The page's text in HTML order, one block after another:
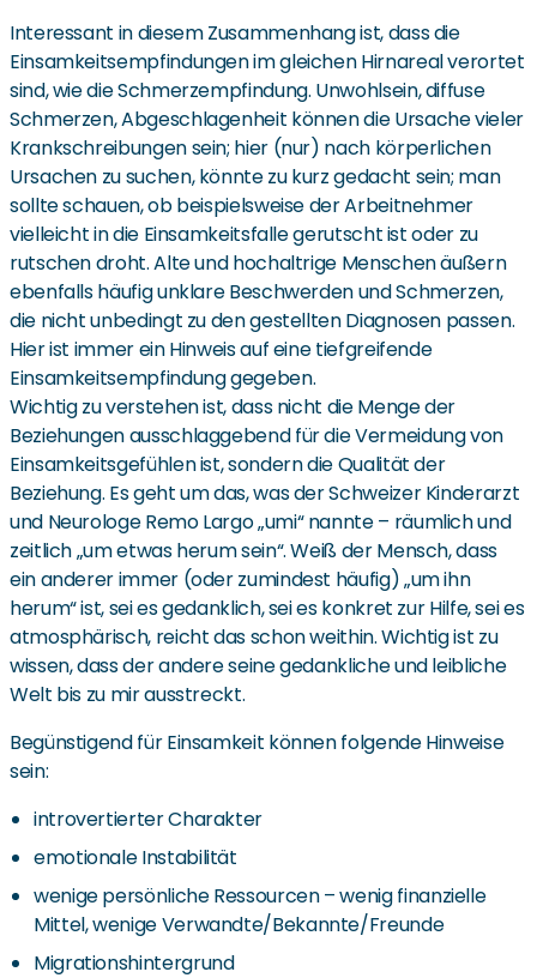
Interessant in diesem Zusammenhang ist, dass die
Einsamkeitsempfindungen im gleichen Hirnareal verortet
sind, wie die Schmerzempfindung. Unwohlsein, diffuse
Schmerzen, Abgeschlagenheit können die Ursache vieler
Krankschreibungen sein; hier (nur) nach körperlichen
Ursachen zu suchen, könnte zu kurz gedacht sein; man
sollte schauen, ob beispielsweise der Arbeitnehmer
vielleicht in die Einsamkeitsfalle gerutscht ist oder zu
rutschen droht. Alte und hochaltrige Menschen äußern
ebenfalls häufig unklare Beschwerden und Schmerzen,
die nicht unbedingt zu den gestellten Diagnosen passen.
Hier ist immer ein Hinweis auf eine tiefgreifende
Einsamkeitsempfindung gegeben.
Wichtig zu verstehen ist, dass nicht die Menge der
Beziehungen ausschlaggebend für die Vermeidung von
Einsamkeitsgefühlen ist, sondern die Qualität der
Beziehung. Es geht um das, was der Schweizer Kinderarzt
und Neurologe Remo Largo „umi“ nannte – räumlich und
zeitlich „um etwas herum sein“. Weiß der Mensch, dass
ein anderer immer (oder zumindest häufig) „um ihn
herum“ ist, sei es gedanklich, sei es konkret zur Hilfe, sei es
atmosphärisch, reicht das schon weithin. Wichtig ist zu
wissen, dass der andere seine gedankliche und leibliche
Welt bis zu mir ausstreckt.
Begünstigend für Einsamkeit können folgende Hinweise
sein:
introvertierter Charakter
emotionale Instabilität
wenige persönliche Ressourcen – wenig finanzielle
Mittel, wenige Verwandte/Bekannte/Freunde
Migrationshintergrund